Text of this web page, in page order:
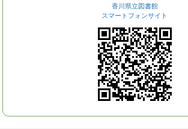
香川県立図書館
スマートフォンサイト